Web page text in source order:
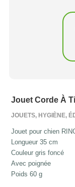
Jouet Corde À
JOUETS, HYGIÈNE,
Jouet pour chien
Longueur 35 cm
Couleur gris foncé
Avec poignée
Poids 60 g